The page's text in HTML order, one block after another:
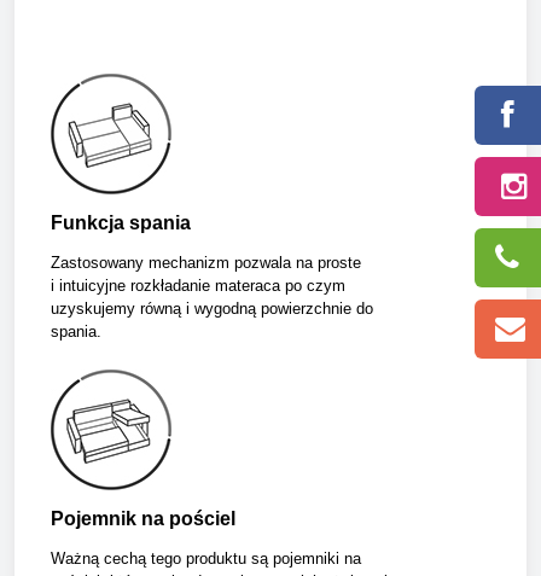
Funkcja spania
Zastosowany mechanizm pozwala na proste
i intuicyjne rozkładanie materaca po czym
uzyskujemy równą i wygodną powierzchnie do
spania.
Pojemnik na pościel
Ważną cechą tego produktu są pojemniki na